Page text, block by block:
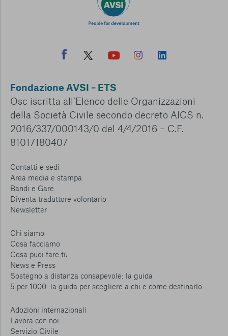
Fondazione AVSI – ETS
Osc iscritta all’Elenco delle Organizzazioni
della Società Civile secondo decreto AICS n.
2016/337/000143/0 del 4/4/2016 – C.F.
81017180407
Contatti e sedi
Area media e stampa
Bandi e Gare
Diventa traduttore volontario
Newsletter
Chi siamo
Cosa facciamo
Cosa puoi fare tu
News e Press
Sostegno a distanza consapevole: la guida
5 per 1000: la guida per scegliere a chi e come destinarlo
Adozioni internazionali
Lavora con noi
Servizio Civile